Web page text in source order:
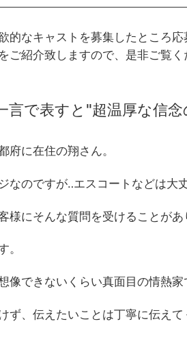
的なキャストを募集したところ応
ご紹介致しますので、是非ご覧く
で表すと"超温厚な信念
府に在住の翔さん。
なのですが‥エスコートなどは大
様にそんな質問を受けることがあ
。
像できないくらい真面目の情熱家
ず、伝えたいことは丁寧に伝えて